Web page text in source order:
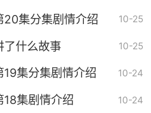
20集分集剧情介绍 10-25
了什么故事 10-25
19集分集剧情介绍 10-24
18集剧情介绍 10-24